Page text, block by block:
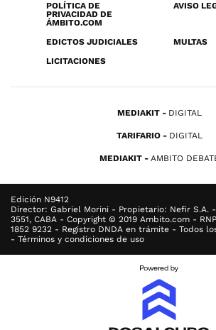
POLÍTICA DE
PRIVACIDAD DE
ÁMBITO.COM
AVISO
EDICTOS JUDICIALES
MULTAS
LICITACIONES
MEDIAKIT DIGITAL
TARIFARIO DIGITAL
MEDIAKIT AMBITO
Edición N9412
Director: Gabriel Morini - Propietario: Nefir S.A.
3551, CABA - Copyright © 2019 Ambito.com -
1852 9232 - Registro DNDA en trámite - Todos
- Términos y condiciones de uso